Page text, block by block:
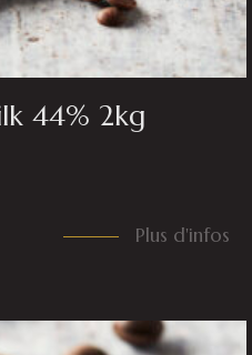
44% 2kg
Plus d'infos